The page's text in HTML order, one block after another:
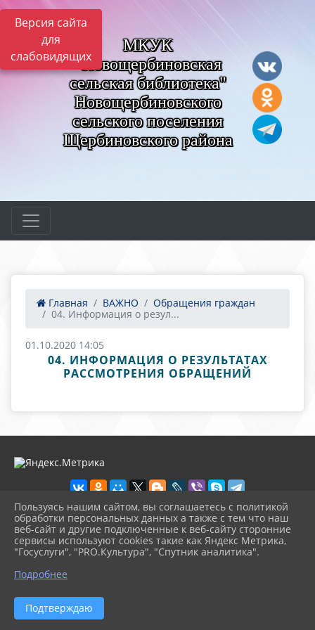
Версия сайта
для
слабовидящих
МКУК
"Новощербиновская
сельская библиотека"
Новощербиновского
сельского поселения
Щербиновского района
Главная ВАЖНО
Обращения граждан
04. Информация о резул...
01.10.2020 14:05
04. ИНФОРМАЦИЯ О РЕЗУЛЬТАТАХ
РАССМОТРЕНИЯ ОБРАЩЕНИЙ
2026 г. novosb.sherbok.ru
Вход
Карта сайта
Политика обработки персональных данных
Сделано на KubCMS
Разработка и поддержка
Пользуясь нашим сайтом, вы соглашаетесь с политикой
обработки персональных данных а также с тем что наш
веб-сайт и другие подключенные к веб-сайту сторонние
сервисы используют cookies такие как Яндекс Метрика,
"Госуслуги", "PRO.Культура", "Спутник аналитика".
Подробнее
Подтверждаю